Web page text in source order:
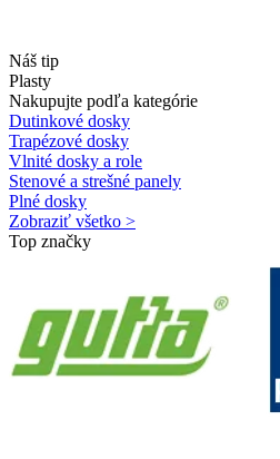
Náš tip
Plasty
Nakupujte podľa kategórie
Dutinkové dosky
Trapézové dosky
Vlnité dosky a role
Stenové a strešné panely
Plné dosky
Zobraziť všetko >
Top značky